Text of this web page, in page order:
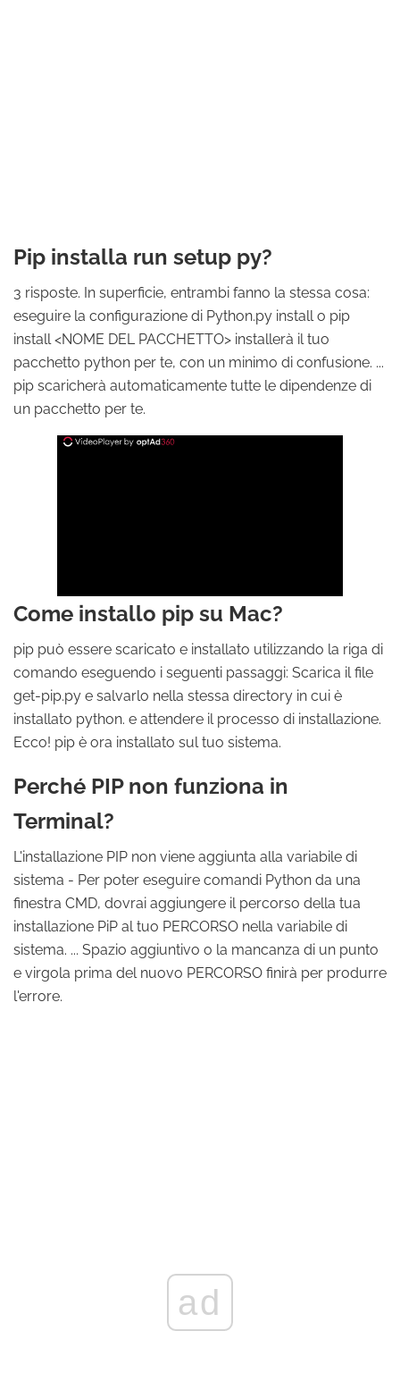
Pip installa run setup py?
3 risposte. In superficie, entrambi fanno la stessa cosa:
eseguire la configurazione di Python.py install o pip
install <NOME DEL PACCHETTO> installerà il tuo
pacchetto python per te, con un minimo di confusione. ...
pip scaricherà automaticamente tutte le dipendenze di
un pacchetto per te.
Come installo pip su Mac?
pip può essere scaricato e installato utilizzando la riga di
comando eseguendo i seguenti passaggi: Scarica il file
get-pip.py e salvarlo nella stessa directory in cui è
installato python. e attendere il processo di installazione.
Ecco! pip è ora installato sul tuo sistema.
Perché PIP non funziona in
Terminal?
L'installazione PIP non viene aggiunta alla variabile di
sistema - Per poter eseguire comandi Python da una
finestra CMD, dovrai aggiungere il percorso della tua
installazione PiP al tuo PERCORSO nella variabile di
sistema. ... Spazio aggiuntivo o la mancanza di un punto
e virgola prima del nuovo PERCORSO finirà per produrre
l'errore.
ad